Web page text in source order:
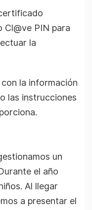
PIN para
la
la información
las instrucciones
un
el año
Al llegar
a presentar el